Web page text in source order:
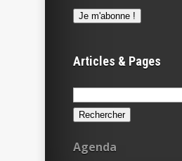
Articles & Pages
Rechercher :
Agenda